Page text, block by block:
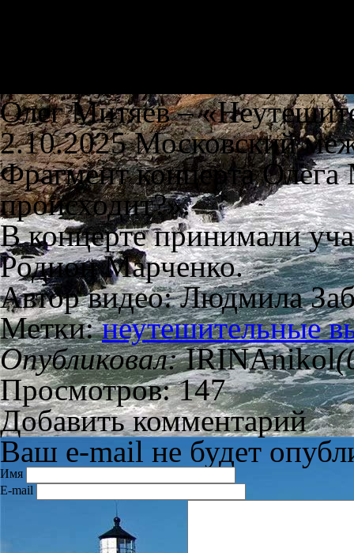
Олег Митяев –
2.10.2025 Московский
Фрагмент концерта
происходит?».
В концерте принимали
Родион Марченко.
Автор видео: Людмила
Метки:неутешительные
Опубликовал:IRINAnikol
Просмотров: 147
Добавить комментарий
Ваш e-mail не будет
Имя
E-mail